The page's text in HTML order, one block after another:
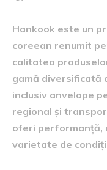
Hankook este un
coreean renumit
calitatea
gamă diversificată
inclusiv anvelope
regional și
oferi performanță,
varietate de